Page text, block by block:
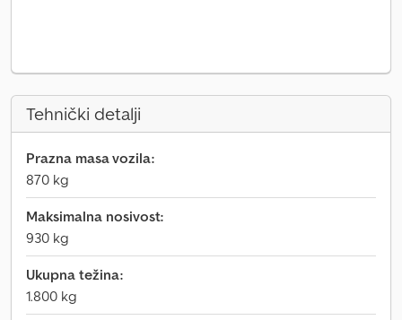
Tehnički detalji
Prazna masa vozila:
870 kg
Maksimalna nosivost:
930 kg
Ukupna težina:
1.800 kg